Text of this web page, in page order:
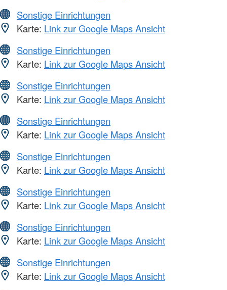
Sonstige Einrichtungen
Karte: Link zur Google Maps Ansicht
Sonstige Einrichtungen
Karte: Link zur Google Maps Ansicht
Sonstige Einrichtungen
Karte: Link zur Google Maps Ansicht
Sonstige Einrichtungen
Karte: Link zur Google Maps Ansicht
Sonstige Einrichtungen
Karte: Link zur Google Maps Ansicht
Sonstige Einrichtungen
Karte: Link zur Google Maps Ansicht
Sonstige Einrichtungen
Karte: Link zur Google Maps Ansicht
Sonstige Einrichtungen
Karte: Link zur Google Maps Ansicht